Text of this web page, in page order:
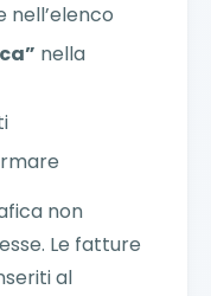
nell’elenco
nella
non
Le fatture
al